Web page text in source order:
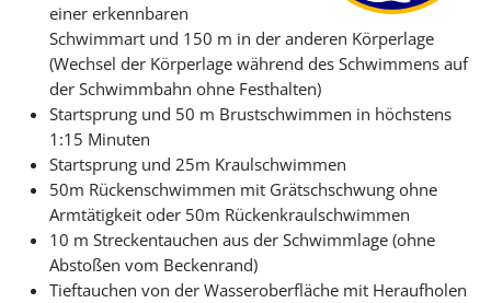
einer erkennbaren
Schwimmart und 150 m in der anderen Körperlage
(Wechsel der Körperlage während des Schwimmens auf
der Schwimmbahn ohne Festhalten)
Startsprung und 50 m Brustschwimmen in höchstens
1:15 Minuten
Startsprung und 25m Kraulschwimmen
50m Rückenschwimmen mit Grätschschwung ohne
Armtätigkeit oder 50m Rückenkraulschwimmen
10 m Streckentauchen aus der Schwimmlage (ohne
Abstoßen vom Beckenrand)
Tieftauchen von der Wasseroberfläche mit Heraufholen